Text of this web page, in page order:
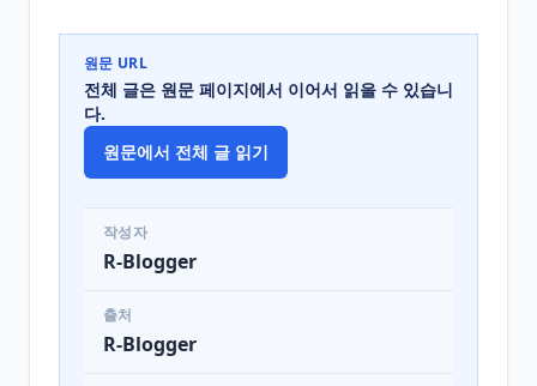
원문 URL
전체 글은 원문 페이지에서 이어서 읽을 수 있습니
다.
원문에서 전체 글 읽기
작성자
R-Blogger
출처
R-Blogger